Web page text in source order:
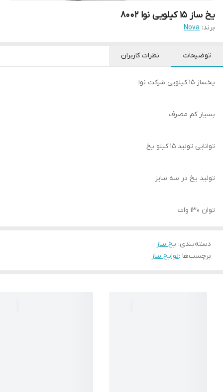
یخ ساز 15 کیلویی نوا 8002
برند: Nova
توضیحات نظرات کاربران
یخساز ۱۵ کیلویی شرکت نوا
بسیار کم مصرف
توانایی تولید ۱۵ کیلو یخ
تولید یخ در سه سایز
توان ۱۳۰ وات
دسته‌بندی: یخ ساز
برچسب‌ها :نوایخ ساز